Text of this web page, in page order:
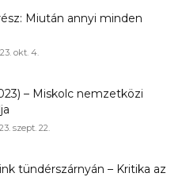
Miután annyi minden
okt. 4.
– Miskolc nemzetközi
szept. 22.
tündérszárnyán – Kritika az